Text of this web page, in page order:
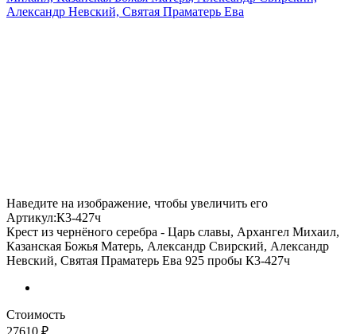
Наведите на изображение, чтобы увеличить его
Артикул:К3-427ч
Крест из чернёного серебра - Царь славы, Архангел Михаил,
Казанская Божья Матерь, Александр Свирский, Александр
Невский, Святая Праматерь Ева 925 пробы К3-427ч
Стоимость
27610 ₽